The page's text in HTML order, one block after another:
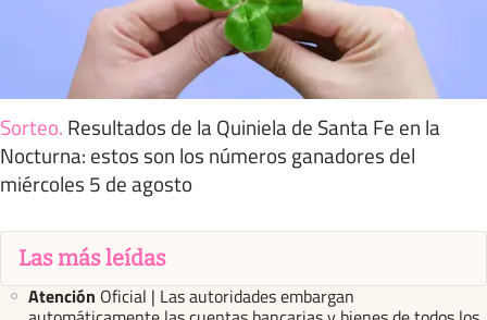
Sorteo. Resultados de la Quiniela de Santa Fe en la
Nocturna: estos son los números ganadores del
miércoles 5 de agosto
Las más leídas
Atención Oficial | Las autoridades embargan